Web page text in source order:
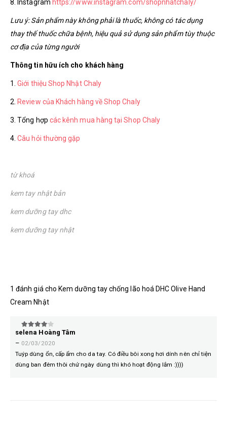
8. Instagram https://www.instagram.com/shopnhatchaly/
Lưu ý: Sản phẩm này không phải là thuốc, không có tác dụng
thay thế thuốc chữa bệnh, hiệu quả sử dụng sản phẩm tùy thuộc
cơ địa của từng người
Thông tin hữu ích cho khách hàng
1.Giới thiệu Shop Nhật Chaly
2. Review của Khách hàng về Shop Chaly
3. Tổng hợp các kênh mua hàng tại Shop Chaly
4.Câu hỏi thường gặp
từ khoá
kem tay nhật bản
kem dưỡng tay dhc
kem dưỡng tay nhật
1 đánh giá cho Kem dưỡng tay chống lão hoá DHC Olive Hand
Cream Nhật
4 trên 5
selena Hoàng Tâm
– 02/03/2020
Tuýp dùng ổn, cấp ẩm cho da tay. Có điều bôi xong hơi dính nên chỉ tiện
dùng ban đêm thôi chứ ngày dùng thì khó hoạt động lắm :))))